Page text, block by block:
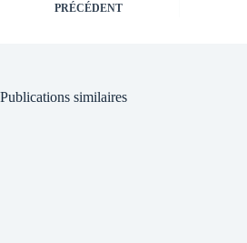
PRÉCÉDENT
Publications similaires